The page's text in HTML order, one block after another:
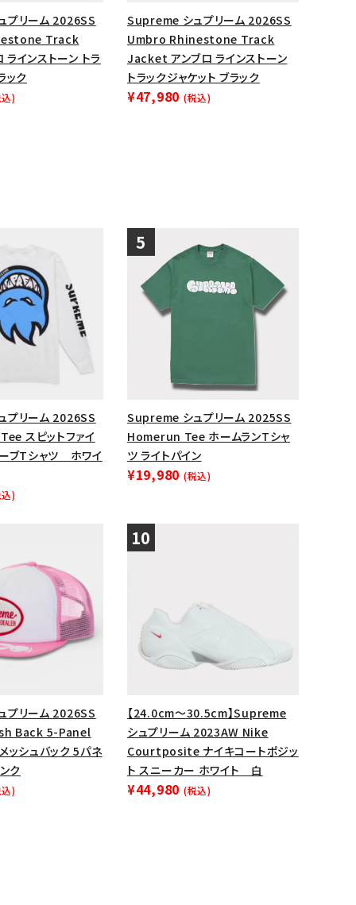
プリーム 2026SS
Track
インストーン トラ
ック
)
Supreme シュプリーム 2026SS
Umbro Rhinestone Track
Jacket アンブロ ラインストーン
トラックジャケット ブラック
¥47,980 (税込)
プリーム 2026SS
スピットファイ
ブTシャツ ホワイ
)
Supreme シュプリーム 2025SS
Homerun Tee ホームランTシャ
ツ ライトパイン
¥19,980 (税込)
プリーム 2026SS
Back 5-Panel
ッシュバック 5パネ
ク
)
【24.0cm～30.5cm】Supreme
シュプリーム 2023AW Nike
Courtposite ナイキコートポジッ
ト スニーカー ホワイト 白
¥44,980 (税込)